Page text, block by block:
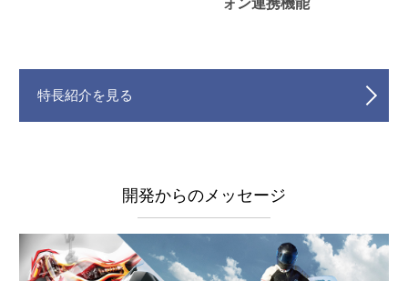
ォン連携機能
特長紹介を見る
開発からのメッセージ